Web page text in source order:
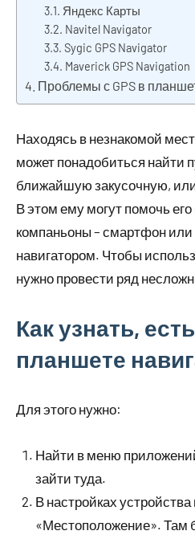
Яндекс Карты
Navitel Navigator
Sygic GPS Navigator
Maverick GPS Navigation
Проблемы с GPS в
Находясь в незнакомой
может понадобиться найти
ближайшую закусочную,
В этом ему могут помочь
компаньоны – смартфон или
навигатором. Чтобы
нужно провести ряд
Как узнать,
планшете
Для этого нужно:
Найти в меню
зайти туда.
В настройках устройства
«Местоположение». Там